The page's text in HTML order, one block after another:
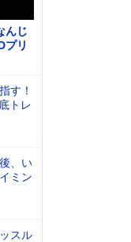
んじ
プリ
す！
トレ
、い
ミン
スル